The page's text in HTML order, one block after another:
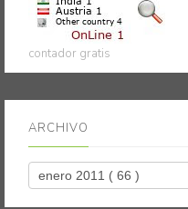
contador gratis
ARCHIVO